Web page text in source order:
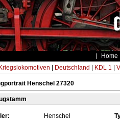
Home
Kriegslokomotiven Deutschland KDL 1
Henschel 27320
Henschel